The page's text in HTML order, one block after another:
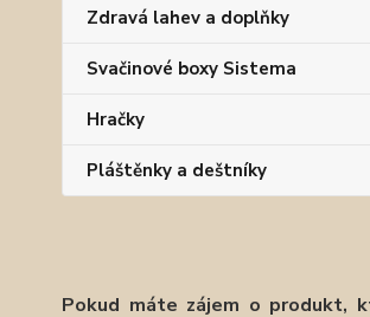
Zdravá lahev a doplňky
Svačinové boxy Sistema
Hračky
Pláštěnky a deštníky
Pokud máte zájem o produkt,